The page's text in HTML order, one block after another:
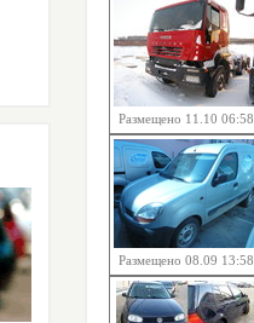
Размещено 11.10 06:58
Размещено 08.09 13:58